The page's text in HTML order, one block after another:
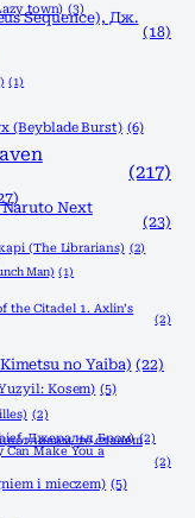
town) (3)
Sequence), Дж.
(18)
(1)
(Beyblade Burst) (6)
(217)
Next
(23)
(The Librarians) (2)
Man) (1)
the Citadel 1. Axlin’s
(2)
no Yaiba) (22)
Kosem) (5)
(2)
Джеральд Бром) (2)
то станеш
Can Make You a
(2)
i mieczem) (5)